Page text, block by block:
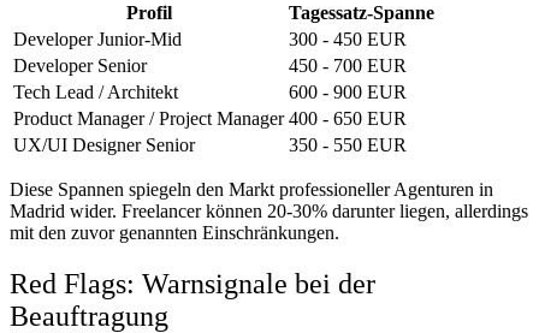
Profil
Tagessatz-Spanne
Developer Junior-Mid
300 - 450 EUR
Developer Senior
450 - 700 EUR
Tech Lead / Architekt
600 - 900 EUR
Product Manager / Project Manager 400 - 650 EUR
UX/UI Designer Senior
350 - 550 EUR
Diese Spannen spiegeln den Markt professioneller Agenturen in
Madrid wider. Freelancer können 20-30% darunter liegen, allerdings
mit den zuvor genannten Einschränkungen.
Red Flags: Warnsignale bei der
Beauftragung